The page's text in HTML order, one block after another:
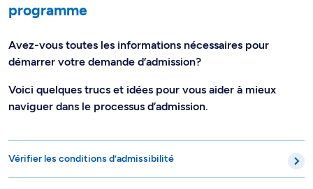
programme
Avez-vous toutes les informations nécessaires pour
démarrer votre demande d’admission?
Voici quelques trucs et idées pour vous aider à mieux
naviguer dans le processus d’admission.
Vérifier les conditions d’admissibilité